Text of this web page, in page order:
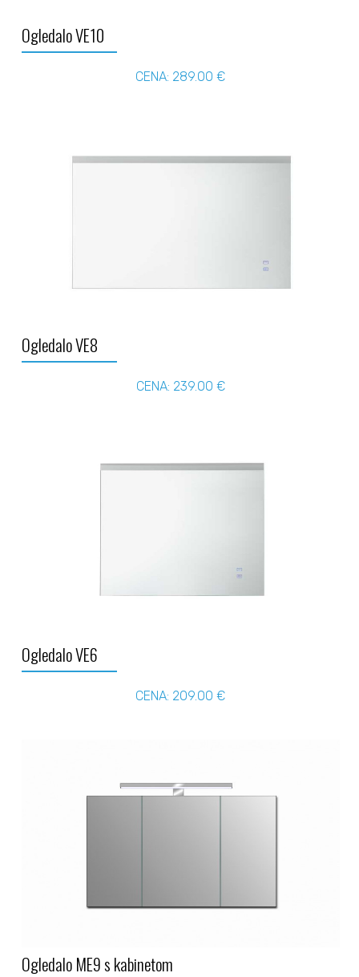
Ogledalo VE10
CENA: 289.00 €
Ogledalo VE8
CENA: 239.00 €
Ogledalo VE6
CENA: 209.00 €
Ogledalo ME9 s kabinetom